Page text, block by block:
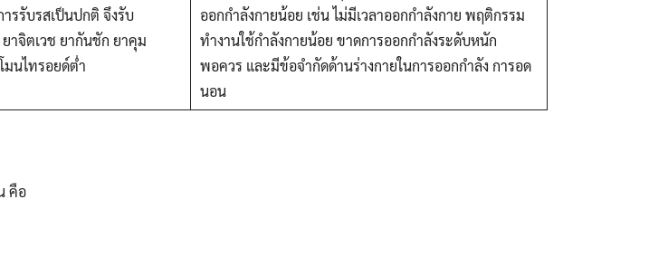
รรับรสเป็นปกติ จึงรับ
าจิตเวช ยากันชัก ยาคุม
มนไทรอยด์ต่ำ
ออกกำลังกายน้อย เช่น ไม่มีเวลาออกกำลังกาย พฤติกรรม
ทำงานใช้กำลังกายน้อย ขาดการออกกำลังระดับหนัก
พอควร และมีข้อจำกัดด้านร่างกายในการออกกำลัง การอด
นอน
คือ